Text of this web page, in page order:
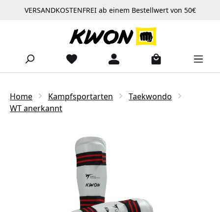
Zum Hauptinhalt springen
VERSANDKOSTENFREI ab einem Bestellwert von 50€
Home Kampfsportarten
Taekwondo
WT anerkannt
Bildergalerie überspringen